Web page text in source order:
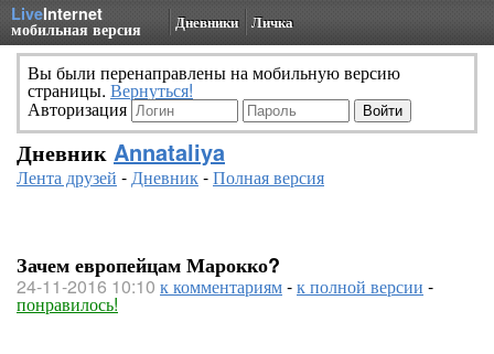
LiveInternet
мобильная версия Дневники Личка
Вы были перенаправлены на мобильную версию
страницы. Вернуться!
Авторизация
Дневник Annataliya
Лента друзей -Дневник-Полная версия
Зачем европейцам Марокко?
24-11-2016 10:10 к комментариям-к полной версии -
понравилось!